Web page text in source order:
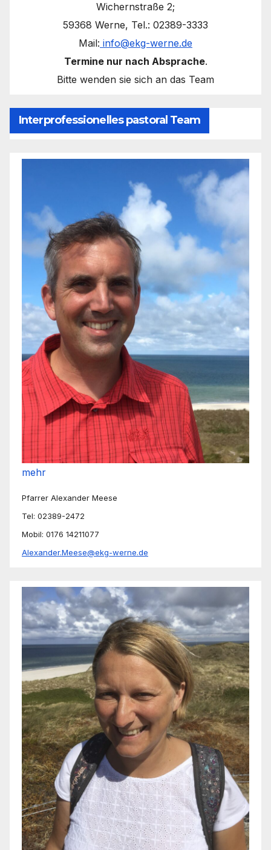
Wichernstraße 2;
59368 Werne, Tel.: 02389-3333
Mail: info@ekg-werne.de
Termine nur nach Absprache.
Bitte wenden sie sich an das Team
Interprofessionelles pastoral Team
mehr
Pfarrer Alexander Meese
Tel: 02389-2472
Mobil: 0176 14211077
Alexander.Meese@ekg-werne.de